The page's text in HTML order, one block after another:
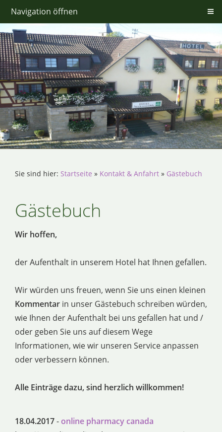
Navigation öffnen
Sie sind hier: Startseite » Kontakt & Anfahrt » Gästebuch
Gästebuch
Wir hoffen,
der Aufenthalt in unserem Hotel hat Ihnen gefallen.
Wir würden uns freuen, wenn Sie uns einen kleinen
Kommentar in unser Gästebuch schreiben würden,
wie Ihnen der Aufenthalt bei uns gefallen hat und /
oder geben Sie uns auf diesem Wege
Informationen, wie wir unseren Service anpassen
oder verbessern können.
Alle Einträge dazu, sind herzlich willkommen!
18.04.2017-online pharmacy canada